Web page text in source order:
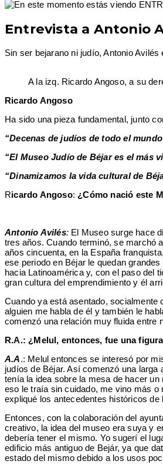
Entrevista a Antonio
Sin ser bejarano ni judío, Antonio
A la izq. Ricardo Angoso, a su
Ricardo Angoso
Ha sido una pieza fundamental, junto
“Decenas de judíos de todo el
“El Museo Judío de Béjar es el más
“Dinamizamos la vida cultural de
Ricardo Angoso: ¿Cómo nació este
Antonio Avilés: El Museo surge hace
tres años. Cuando terminó, se marchó
años cincuenta, en la España
ese periodo en Béjar le quedan
hacia Latinoamérica y, con el paso del
gran cultura del emprendimiento y él
Cuando ya está asentado, socialmente
alguien me habla de él y también le
comenzó una relación muy fluida entre
R.A.: ¿Melul, entonces, fue una
A.A.: Melul entonces se interesó por
judíos de Béjar. Así comenzó una
tenía la idea sobre la mesa de hacer
eso le traía sin cuidado, me vino más o
expliqué los antecedentes históricos
Entonces, con la colaboración del
creativo, la idea del museo era suya y
debería tener el mismo. Yo sugerí el
edificio más antiguo de Bejár, ya que
estado del mismo debido a los usos